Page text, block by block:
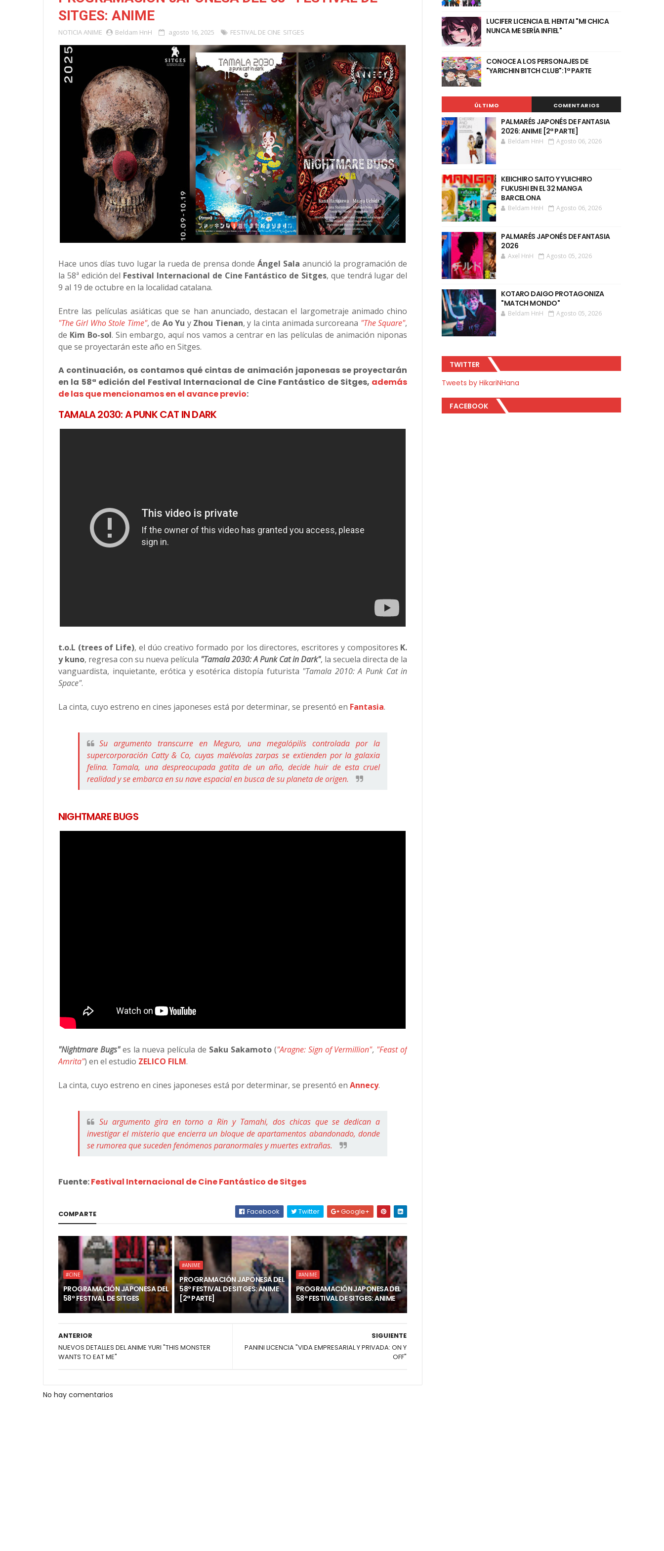
SITGES: ANIME
NOTICIAANIME Beldam HnH agosto 16, 2025 FESTIVAL DE CINE SITGES
Hace unos días tuvo lugar la rueda de prensa donde Ángel Sala anunció la programación de
la 58ª edición del Festival Internacional de Cine Fantástico de Sitges, que tendrá lugar del
9 al 19 de octubre en la localidad catalana.
Entre las películas asiáticas que se han anunciado, destacan el largometraje animado chino
"The Girl Who Stole Time", de Ao Yu yZhou Tienan, y la cinta animada surcoreana "The Square",
de Kim Bo-sol. Sin embargo, aquí nos vamos a centrar en las películas de animación niponas
que se proyectarán este año en Sitges.
A continuación, os contamos qué cintas de animación japonesas se proyectarán
en la 58ª edición del Festival Internacional de Cine Fantástico de Sitges, además
de las que mencionamos en el avance previo:
TAMALA 2030: A PUNK CAT IN DARK
t.o.L (trees of Life), el dúo creativo formado por los directores, escritores y compositores K.
y kuno, regresa con su nueva película "Tamala 2030: A Punk Cat in Dark", la secuela directa de la
vanguardista, inquietante, erótica y esotérica distopía futurista "Tamala 2010: A Punk Cat in
Space".
La cinta, cuyo estreno en cines japoneses está por determinar, se presentó en Fantasia.
Su argumento transcurre en Meguro, una megalópilis controlada por la
supercorporación Catty & Co, cuyas malévolas zarpas se extienden por la galaxia
felina. Tamala, una despreocupada gatita de un año, decide huir de esta cruel
realidad y se embarca en su nave espacial en busca de su planeta de origen.
NIGHTMARE BUGS
"Nightmare Bugs"es la nueva película de Saku Sakamoto ("Aragne: Sign of Vermillion", "Feast of
Amrita") en el estudio ZELICO FILM.
La cinta, cuyo estreno en cines japoneses está por determinar, se presentó en Annecy.
Su argumento gira en torno a Rin y Tamahi, dos chicas que se dedican a
investigar el misterio que encierra un bloque de apartamentos abandonado, donde
se rumorea que suceden fenómenos paranormales y muertes extrañas.
Fuente:Festival Internacional de Cine Fantástico de Sitges
COMPARTE Facebook Twitter Google+
#CINE
PROGRAMACIÓN JAPONESA DEL
58º FESTIVAL DE SITGES
#ANIME
PROGRAMACIÓN JAPONESA DEL
58º FESTIVAL DE SITGES: ANIME
[2ª PARTE]
#ANIME
PROGRAMACIÓN JAPONESA DEL
58º FESTIVAL DE SITGES: ANIME
SIGUIENTE
PANINI LICENCIA "VIDA EMPRESARIAL Y PRIVADA: ON Y
OFF"
ANTERIOR
NUEVOS DETALLES DEL ANIME YURI "THIS MONSTER
WANTS TO EAT ME"
No hay comentarios
LUCIFER LICENCIA EL HENTAI "MI CHICA
NUNCA ME SERÍA INFIEL"
CONOCE A LOS PERSONAJES DE
"YARICHIN BITCH CLUB": 1ª PARTE
ÚLTIMO COMENTARIOS
PALMARÉS JAPONÉS DE FANTASIA
2026: ANIME [2ª PARTE]
Beldam HnH Agosto 06, 2026
KEIICHIRO SAITO Y YUICHIRO
FUKUSHI EN EL 32 MANGA
BARCELONA
Beldam HnH Agosto 06, 2026
PALMARÉS JAPONÉS DE FANTASIA
2026
Axel HnH Agosto 05, 2026
KOTARO DAIGO PROTAGONIZA
"MATCH MONDO"
Beldam HnH Agosto 05, 2026
TWITTER
Tweets by HikariNHana
FACEBOOK